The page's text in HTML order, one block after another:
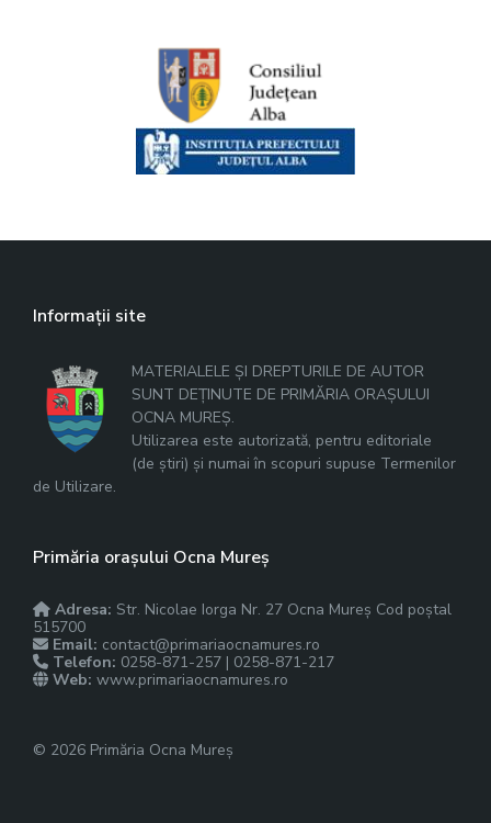
Informații site
MATERIALELE ȘI DREPTURILE DE AUTOR
SUNT DEȚINUTE DE PRIMĂRIA ORAȘULUI
OCNA MUREȘ.
Utilizarea este autorizată, pentru editoriale
(de știri) și numai în scopuri supuse Termenilor
de Utilizare.
Primăria orașului Ocna Mureș
Adresa: Str. Nicolae Iorga Nr. 27 Ocna Mureș Cod poștal
515700
Email: contact@primariaocnamures.ro
Telefon: 0258-871-257 | 0258-871-217
Web: www.primariaocnamures.ro
© 2026 Primăria Ocna Mureș